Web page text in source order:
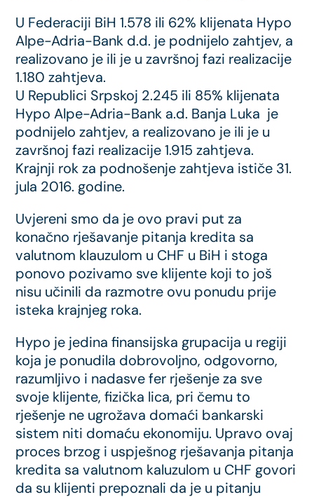
U Federaciji BiH 1.578 ili 62% klijenata Hypo
Alpe-Adria-Bank d.d. je podnijelo zahtjev, a
realizovano je ili je u završnoj fazi realizacije
1.180 zahtjeva.
U Republici Srpskoj 2.245 ili 85% klijenata
Hypo Alpe-Adria-Bank a.d. Banja Luka je
podnijelo zahtjev, a realizovano je ili je u
završnoj fazi realizacije 1.915 zahtjeva.
Krajnji rok za podnošenje zahtjeva ističe 31.
jula 2016. godine.
Uvjereni smo da je ovo pravi put za
konačno rješavanje pitanja kredita sa
valutnom klauzulom u CHF u BiH i stoga
ponovo pozivamo sve klijente koji to još
nisu učinili da razmotre ovu ponudu prije
isteka krajnjeg roka.
Hypo je jedina finansijska grupacija u regiji
koja je ponudila dobrovoljno, odgovorno,
razumljivo i nadasve fer rješenje za sve
svoje klijente, fizička lica, pri čemu to
rješenje ne ugrožava domaći bankarski
sistem niti domaću ekonomiju. Upravo ovaj
proces brzog i uspješnog rješavanja pitanja
kredita sa valutnom kaluzulom u CHF govori
da su klijenti prepoznali da je u pitanju